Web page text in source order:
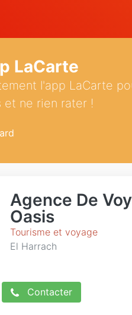
LaCarte
l'app LaCarte
et ne rien rater !
Agence De
Oasis
Tourisme et voyage
El Harrach
Contacter